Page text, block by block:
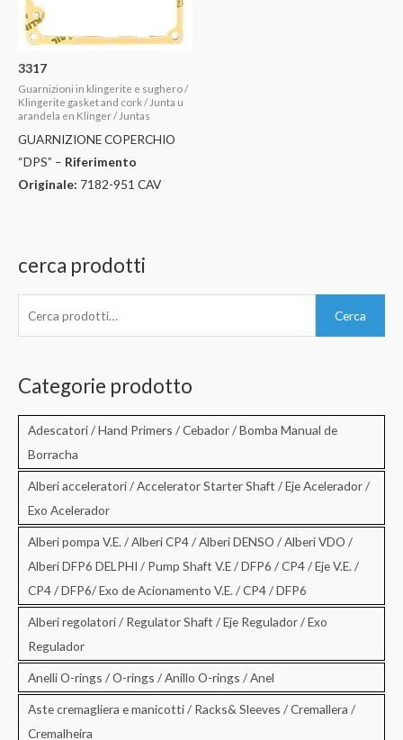
3317
Guarnizioni in klingerite e sughero /
Klingerite gasket and cork / Junta u
arandela en Klinger / Juntas
GUARNIZIONE COPERCHIO
“DPS” – Riferimento
Originale: 7182-951 CAV
cerca prodotti
c
Cerca
Categorie prodotto
Adescatori / Hand Primers / Cebador / Bomba Manual de
Borracha
Alberi acceleratori / Accelerator Starter Shaft / Eje Acelerador /
Exo Acelerador
Alberi pompa V.E. / Alberi CP4 / Alberi DENSO / Alberi VDO /
Alberi DFP6 DELPHI / Pump Shaft V.E / DFP6 / CP4 / Eje V.E. /
CP4 / DFP6/ Exo de Acionamento V.E. / CP4 / DFP6
Alberi regolatori / Regulator Shaft / Eje Regulador / Exo
Regulador
Anelli O-rings / O-rings / Anillo O-rings / Anel
Aste cremagliera e manicotti / Racks& Sleeves / Cremallera /
Cremalheira